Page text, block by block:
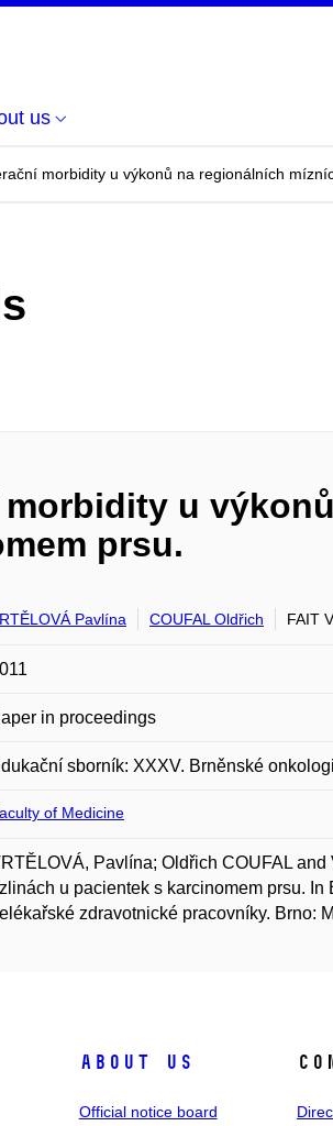
us
morbidity u výkonů na regionálních
u
prsu.
Pavlína COUFAL Oldřich FAIT
in proceedings
sborník: XXXV. Brněnské
of Medicine
Pavlína; Oldřich COUFAL
u pacientek s karcinomem prsu.
zdravotnické pracovníky. Brno:
About us
Official notice board